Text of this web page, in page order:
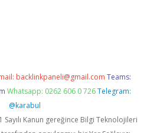
backlinkpaneli@gmail.com Teams:
Whatsapp: 0262 606 0 726 Telegram:
@karabul
Sayılı Kanun gereğince Bilgi Teknolojileri